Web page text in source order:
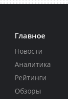
Главное
Новости
Аналитика
Рейтинги
Обзоры